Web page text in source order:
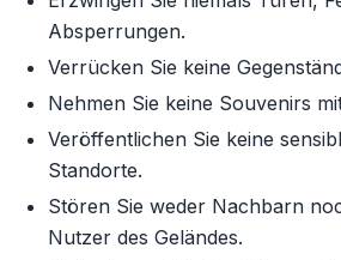
Absperrungen.
Verrücken Sie keine
Nehmen Sie keine Souvenirs
Veröffentlichen Sie keine
Standorte.
Stören Sie weder Nachbarn
Nutzer des Geländes.